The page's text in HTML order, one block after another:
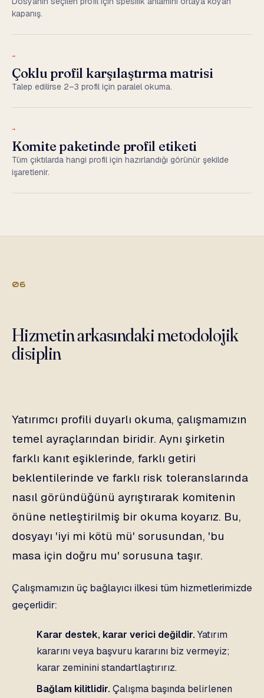
kapanış.
→
Çoklu profil karşılaştırma matrisi
Talep edilirse 2–3 profil için paralel okuma.
→
Komite paketinde profil etiketi
Tüm çıktılarda hangi profil için hazırlandığı görünür şekilde
işaretlenir.
06
Hizmetin arkasındaki metodolojik
disiplin
Yatırımcı profili duyarlı okuma, çalışmamızın
temel ayraçlarından biridir. Aynı şirketin
farklı kanıt eşiklerinde, farklı getiri
beklentilerinde ve farklı risk toleranslarında
nasıl göründüğünü ayrıştırarak komitenin
önüne netleştirilmiş bir okuma koyarız. Bu,
dosyayı 'iyi mi kötü mü' sorusundan, 'bu
masa için doğru mu' sorusuna taşır.
Çalışmamızın üç bağlayıcı ilkesi tüm hizmetlerimizde
geçerlidir:
Karar destek, karar verici değildir.Yatırım
kararını veya başvuru kararını biz vermeyiz;
karar zeminini standartlaştırırız.
Bağlam kilitlidir.Çalışma başında belirlenen